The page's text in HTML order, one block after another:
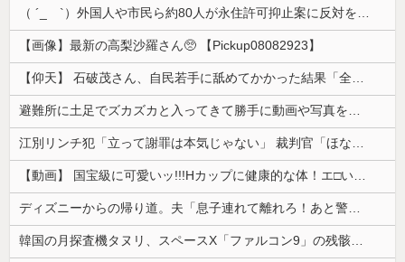
（ ´_ゝ`）外国人や市民ら約80人が永住許可抑止案に反対を訴え「選別、差別の作業」「国会審議も経ずいきなり厳格化する国に誰が来ますか！」「今す...
【画像】最新の高梨沙羅さん🥺 【Pickup08082923】
【仰天】 石破茂さん、自民若手に舐めてかかった結果「全てを失うｗｗｗｗｗ」
避難所に土足でズカズカと入ってきて勝手に動画や写真を撮影したメディア取材陣、挙句の果てに要求してきたのは……
江別リンチ犯「立って謝罪は本気じゃない」 裁判官「ほな裁判で土下座してないキミは本気じゃないな」
【動画】 国宝級に可愛いッ!!!Hカップに健康的な体！エ□い！乳首からマ●コまで見えているよ 笑
ディズニーからの帰り道。夫「息子連れて離れろ！あと警察に通報！」私「助けて！」駅員「どうしました！？」→トンデモナイことに…
韓国の月探査機タヌリ、スペースX「ファルコン9」の残骸が月面に衝突する様子を撮影！